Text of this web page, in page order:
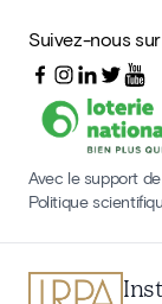
Suivez-nous
Avec le support
Politique